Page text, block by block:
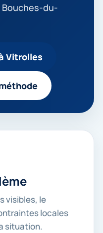
du-
Vitrolles
visibles, le
locales
situation.